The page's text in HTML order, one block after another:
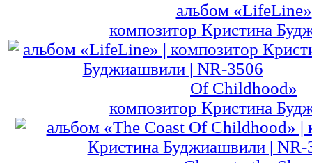
альбом «LifeLine»
композитор Кристина
Of Childhood»
композитор Кристина